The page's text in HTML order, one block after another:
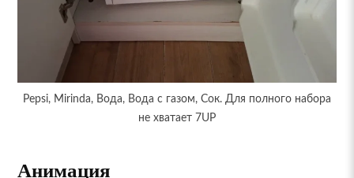
Pepsi, Mirinda, Вода, Вода с газом, Сок. Для полного набора
не хватает 7UP
Анимация